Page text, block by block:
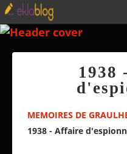
1938
MEMOIRES DE
1938 - Affaire